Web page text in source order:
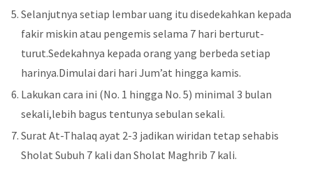
Selanjutnya setiap lembar uang itu disedekahkan kepada
fakir miskin atau pengemis selama 7 hari berturut-
turut.Sedekahnya kepada orang yang berbeda setiap
harinya.Dimulai dari hari Jum’at hingga kamis.
Lakukan cara ini (No. 1 hingga No. 5) minimal 3 bulan
sekali,lebih bagus tentunya sebulan sekali.
Surat At-Thalaq ayat 2-3 jadikan wiridan tetap sehabis
Sholat Subuh 7 kali dan Sholat Maghrib 7 kali.